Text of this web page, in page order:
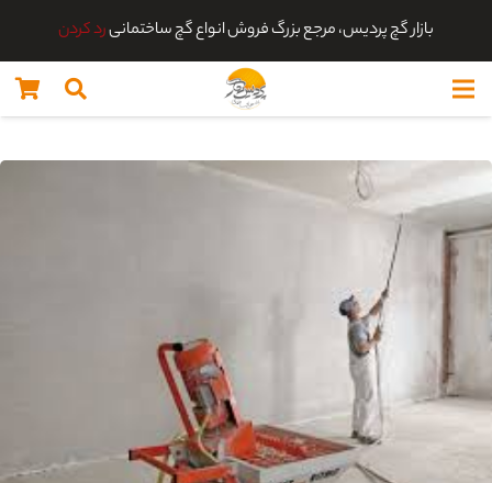
بازار گچ پردیس، مرجع بزرگ فروش انواع گچ ساختمانیرد کردن